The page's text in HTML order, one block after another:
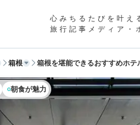
心みちるたびを叶え
旅行記事メディア・
箱根 箱根を堪能できるおすすめホテ
朝食が魅力